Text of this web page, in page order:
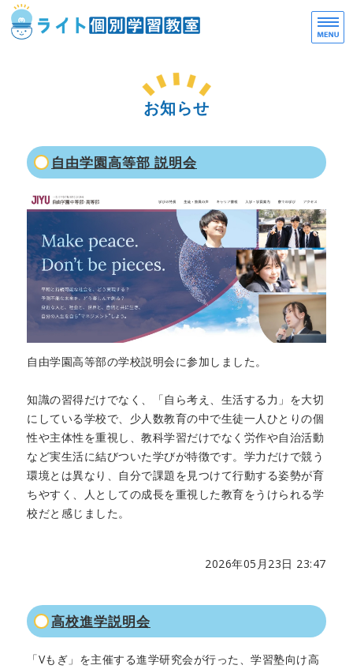
一
ご利用案内
教室概要
お問い合わせ
お知らせ
自由学園高等部 説明会
自由学園高等部の学校説明会に参加しました。
知識の習得だけでなく、「自ら考え、生活する力」を大切
にしている学校で、少人数教育の中で生徒一人ひとりの個
性や主体性を重視し、教科学習だけでなく労作や自治活動
など実生活に結びついた学びが特徴です。学力だけで競う
環境とは異なり、自分で課題を見つけて行動する姿勢が育
ちやすく、人としての成長を重視した教育をうけられる学
校だと感じました。
2026年05月23日 23:47
高校進学説明会
「Vもぎ」を主催する進学研究会が行った、学習塾向け高